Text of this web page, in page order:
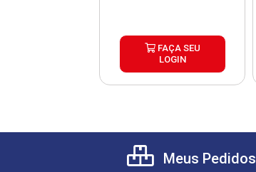
FAÇA SEU
LOGIN
Meus Pedidos